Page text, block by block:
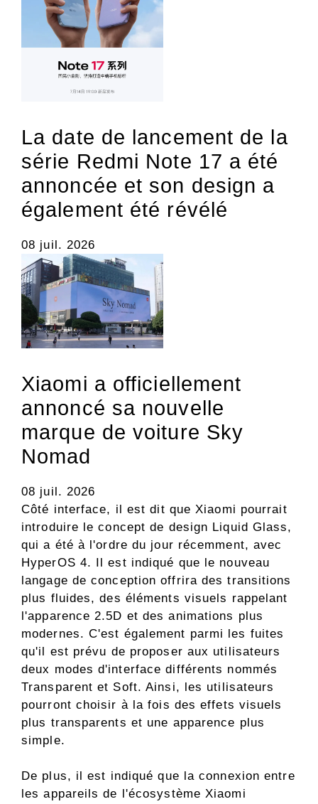
La date de lancement de la
série Redmi Note 17 a été
annoncée et son design a
également été révélé
08 juil. 2026
Xiaomi a officiellement
annoncé sa nouvelle
marque de voiture Sky
Nomad
08 juil. 2026
Côté interface, il est dit que Xiaomi pourrait
introduire le concept de design Liquid Glass,
qui a été à l'ordre du jour récemment, avec
HyperOS 4. Il est indiqué que le nouveau
langage de conception offrira des transitions
plus fluides, des éléments visuels rappelant
l'apparence 2.5D et des animations plus
modernes. C'est également parmi les fuites
qu'il est prévu de proposer aux utilisateurs
deux modes d'interface différents nommés
Transparent et Soft. Ainsi, les utilisateurs
pourront choisir à la fois des effets visuels
plus transparents et une apparence plus
simple.
De plus, il est indiqué que la connexion entre
les appareils de l'écosystème Xiaomi